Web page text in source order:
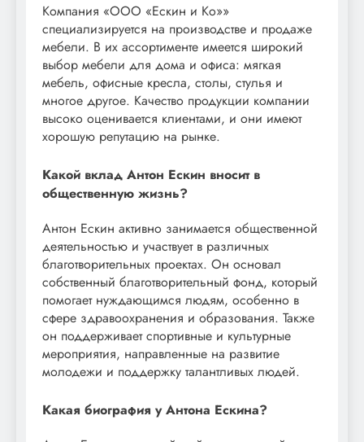
Компания «ООО «Ескин и Ко»»
специализируется на производстве и продаже
мебели. В их ассортименте имеется широкий
выбор мебели для дома и офиса: мягкая
мебель, офисные кресла, столы, стулья и
многое другое. Качество продукции компании
высоко оценивается клиентами, и они имеют
хорошую репутацию на рынке.
Какой вклад Антон Ескин вносит в
общественную жизнь?
Антон Ескин активно занимается общественной
деятельностью и участвует в различных
благотворительных проектах. Он основал
собственный благотворительный фонд, который
помогает нуждающимся людям, особенно в
сфере здравоохранения и образования. Также
он поддерживает спортивные и культурные
мероприятия, направленные на развитие
молодежи и поддержку талантливых людей.
Какая биография у Антона Ескина?